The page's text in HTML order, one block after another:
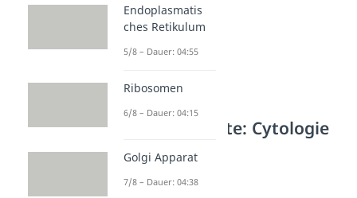
Weitere Inhalte: Cytologie
Zellorganellen
Zellkern
Dauer: 04:23
Endoplasmatis
ches Retikulum
5/8 – Dauer: 04:55
Ribosomen
6/8 – Dauer: 04:15
Golgi Apparat
7/8 – Dauer: 04:38